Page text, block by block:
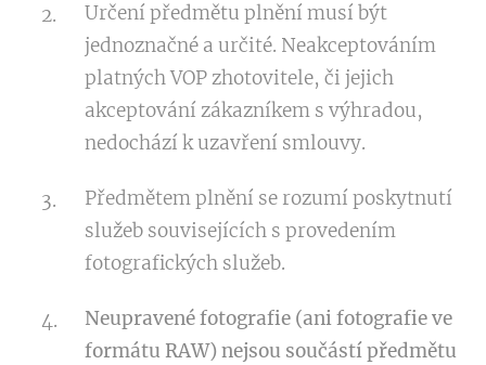
Určení předmětu plnění musí být
jednoznačné a určité. Neakceptováním
platných VOP zhotovitele, či jejich
akceptování zákazníkem s výhradou,
nedochází k uzavření smlouvy.
Předmětem plnění se rozumí poskytnutí
služeb souvisejících s provedením
fotografických služeb.
Neupravené fotografie (ani fotografie ve
formátu RAW) nejsou součástí předmětu